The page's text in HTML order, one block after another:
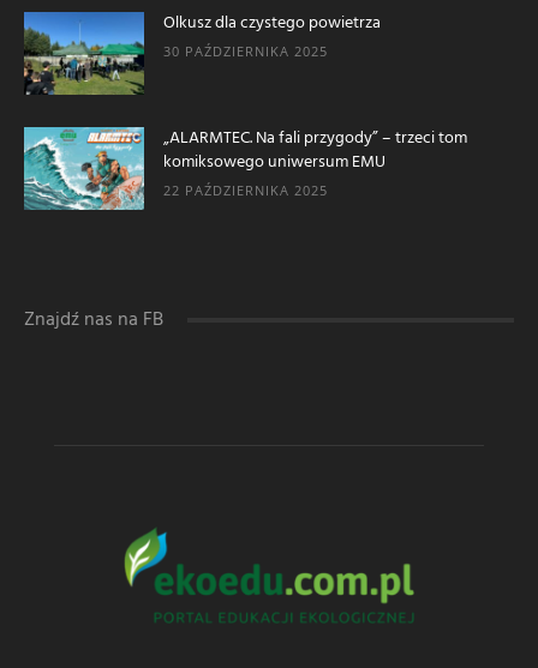
Olkusz dla czystego powietrza
30 PAŹDZIERNIKA 2025
„ALARMTEC. Na fali przygody” – trzeci tom
komiksowego uniwersum EMU
22 PAŹDZIERNIKA 2025
Znajdź nas na FB